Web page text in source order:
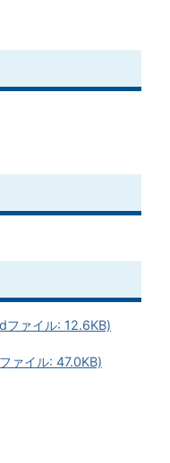
ファイル: 12.6KB)
ァイル: 47.0KB)